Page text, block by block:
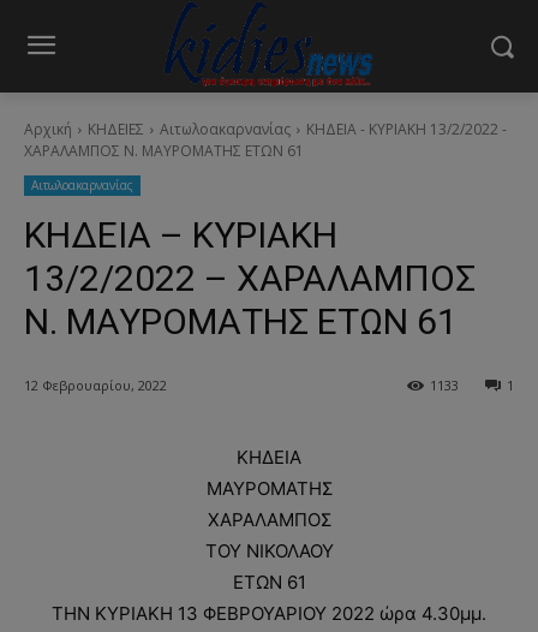
Αρχική ΚΗΔΕΙΕΣ Aιτωλοακαρνανίας
ΚΗΔΕΙΑ - ΚΥΡΙΑΚΗ 13/2/2022 -
ΧΑΡΑΛΑΜΠΟΣ Ν. ΜΑΥΡΟΜΑΤΗΣ ΕΤΩΝ 61
Aιτωλοακαρνανίας
ΚΗΔΕΙΑ – ΚΥΡΙΑΚΗ
13/2/2022 – ΧΑΡΑΛΑΜΠΟΣ
Ν. ΜΑΥΡΟΜΑΤΗΣ ΕΤΩΝ 61
12 Φεβρουαρίου, 2022 1
1133
ΚΗΔΕΙΑ
ΜΑΥΡΟΜΑΤΗΣ
ΧΑΡΑΛΑΜΠΟΣ
ΤΟΥ ΝΙΚΟΛΑΟΥ
ΕΤΩΝ 61
ΤΗΝ ΚΥΡΙΑΚΗ 13 ΦΕΒΡΟΥΑΡΙΟΥ 2022 ώρα 4.30μμ.